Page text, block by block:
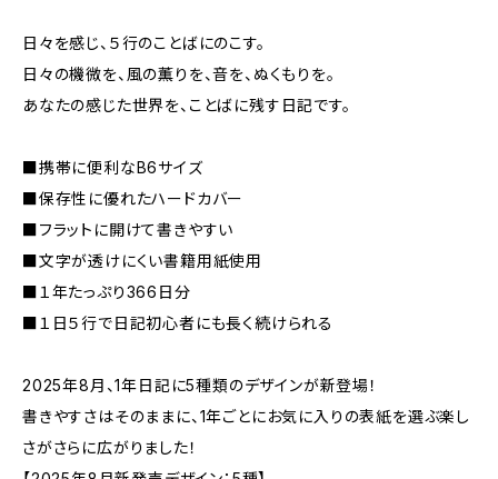
日々を感じ、５行のことばにのこす。
日々の機微を、風の薫りを、音を、ぬくもりを。
あなたの感じた世界を、ことばに残す日記です。
■携帯に便利なB6サイズ
■保存性に優れたハードカバー
■フラットに開けて書きやすい
■文字が透けにくい書籍用紙使用
■１年たっぷり366日分
■１日５行で日記初心者にも長く続けられる
2025年8月、1年日記に5種類のデザインが新登場！
書きやすさはそのままに、1年ごとにお気に入りの表紙を選ぶ楽し
さがさらに広がりました！